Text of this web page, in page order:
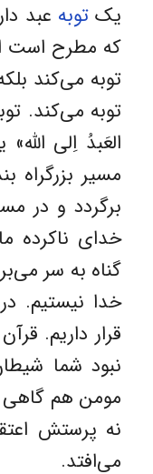
یکتوبه عبد
که مطرح است
توبه می‌کند
توبه می‌کند.
العَبدُ اِلی
مسیر بزرگراه
برگردد و در
خدای ناکرده
گناه به سر
خدا نیستیم.
قرار داریم.
نبود شما
مومن هم گاهی
نه پرستش
می‌افتد.